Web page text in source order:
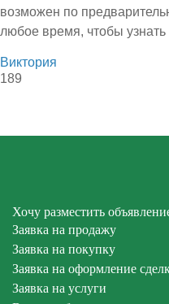
возможен по
любое время, чтобы
Виктория
189
Хочу разместить
Заявка на продажу
Заявка на покупку
Заявка на оформление
Заявка на услуги